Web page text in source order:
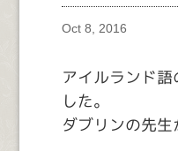
Oct 8, 2016
アイルランド
した。
ダブリンの先生